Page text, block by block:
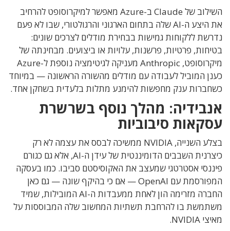
השילוב של Claude ב-Azure מאפשר למיקרוסופט להרחיב
את היצע ה-AI שלה בתחום הארגוני והרגולטורי, שבו לא פעם
נדרשת ללקוחות גמישות בבחירת מודלים לצרכים שונים:
בטיחות, פרטיות, פרשנות, עלויות או ביצועים. מבחינתה של
מיקרוסופט, Anthropic מעניקה לגיטימציה נוספת ל-Azure
כענן המוביל לעבודה עם מודלים מהשורה הראשונה — במיוחד
כשחברות ענק מחפשות להימנע מתלות בלעדית בשחקן אחד.
אנבידיה: מהלך נוסף בשרשרת
עסקאות סיבוביות
בצלע השנייה, NVIDIA ממשיכה לבסס את עצמה לא רק
כיצרנית השבבים הדומיננטית של עידן ה-AI, אלא גם כגורם
פיננסי אסטרטגי שמעצב את האקוסיסטם סביבו. כמו בעסקה
המפורסמת עם OpenAI — אם כי בהיקף שונה — גם כאן
החברה מזרימה הון לאחת ממעבדות ה-AI המובילות, שמיד
משתמשת בו להרחבת תשתיות המחשוב שלה המבוססות על
מאיצי NVIDIA.